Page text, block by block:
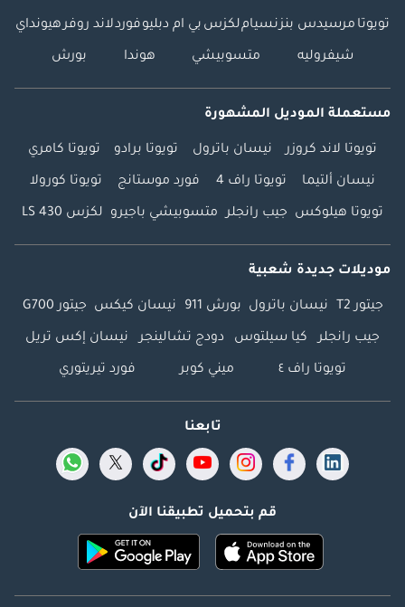
تويوتا مرسيدس بنزنسياملكزس بي ام دبليوفوردلاند روفرهيونداي
شيفروليه متسوبيشي هوندا بورش
مستعملة الموديل المشهورة
تويوتا لاند كروزر نيسان باترول تويوتا برادو تويوتا كامري
نيسان ألتيما تويوتا راف 4 فورد موستانج تويوتا كورولا
تويوتا هيلوكس جيب رانجلر متسوبيشي باجيرو لكزس LS 430
موديلات جديدة شعبية
جيتور T2 نيسان باترول بورش 911 نيسان كيكس جيتور G700
جيب رانجلر كيا سيلتوس دودج تشالينجر نيسان إكس تريل
تويوتا راف ٤ ميني كوبر فورد تيريتوري
تابعنا
قم بتحميل تطبيقنا الآن